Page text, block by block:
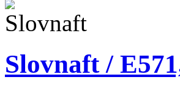
Slovnaft /